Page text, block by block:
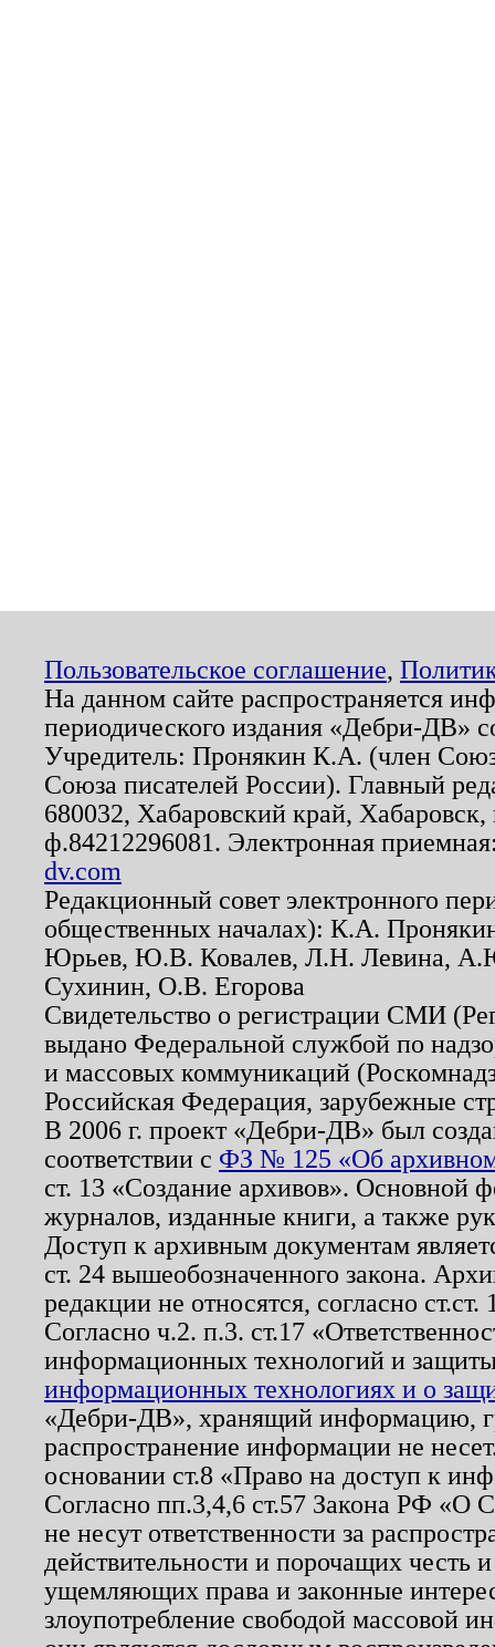
Пользовательское соглашение,
На данном сайте распространяется
периодического издания «Дебри-ДВ»
Учредитель: Пронякин К.А. (член
Союза писателей России). Главный
680032, Хабаровский край,
ф.84212296081. Электронная
dv.com
Редакционный совет электронного
общественных началах): К.А.
Юрьев, Ю.В. Ковалев, Л.Н. Левина,
Сухинин, О.В. Егорова
Свидетельство о регистрации СМИ
выдано Федеральной службой по
и массовых коммуникаций
Российская Федерация, зарубежные
В 2006 г. проект «Дебри-ДВ» был
соответствии с ФЗ № 125 «Об
ст. 13 «Создание архивов». Основной
журналов, изданные книги, а также
Доступ к архивным документам
ст. 24 вышеобозначенного закона.
редакции не относятся, согласно
Согласно ч.2. п.3. ст.17
информационных технологий и
информационных технологиях и о
«Дебри-ДВ», хранящий информацию,
распространение информации не
основании ст.8 «Право на доступ к
Согласно пп.3,4,6 ст.57 Закона РФ «О
не несут ответственности за
действительности и порочащих честь
ущемляющих права и законные
злоупотребление свободой массовой